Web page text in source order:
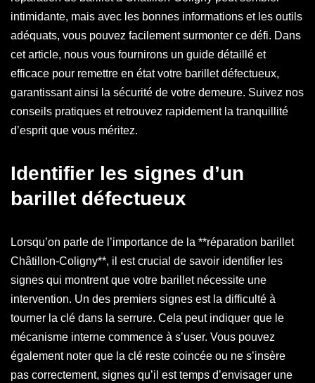
intimidante, mais avec les bonnes informations et les outils
adéquats, vous pouvez facilement surmonter ce défi. Dans
cet article, nous vous fournirons un guide détaillé et
efficace pour remettre en état votre barillet défectueux,
garantissant ainsi la sécurité de votre demeure. Suivez nos
conseils pratiques et retrouvez rapidement la tranquillité
d’esprit que vous méritez.
Identifier les signes d’un
barillet défectueux
Lorsqu’on parle de l’importance de la **réparation barillet
Châtillon-Coligny**, il est crucial de savoir identifier les
signes qui montrent que votre barillet nécessite une
intervention. Un des premiers signes est la difficulté à
tourner la clé dans la serrure. Cela peut indiquer que le
mécanisme interne commence à s’user. Vous pouvez
également noter que la clé reste coincée ou ne s’insère
pas correctement, signes qu’il est temps d’envisager une